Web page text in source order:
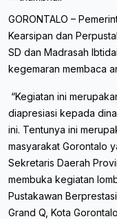
GORONTALO –
Kearsipan dan
SD dan Madrasah
kegemaran membaca
“Kegiatan ini
diapresiasi kepada
ini. Tentunya ini
masyarakat Gorontalo
Sekretaris Daerah
membuka kegiatan
Pustakawan
Grand Q, Kota